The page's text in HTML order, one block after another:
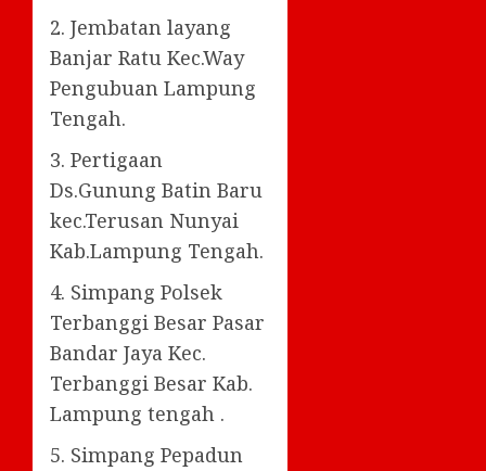
2. Jembatan layang
Banjar Ratu Kec.Way
Pengubuan Lampung
Tengah.
3. Pertigaan
Ds.Gunung Batin Baru
kec.Terusan Nunyai
Kab.Lampung Tengah.
4. Simpang Polsek
Terbanggi Besar Pasar
Bandar Jaya Kec.
Terbanggi Besar Kab.
Lampung tengah .
5. Simpang Pepadun